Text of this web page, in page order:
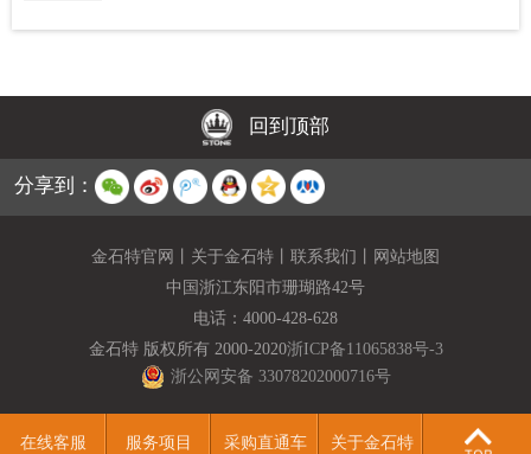
回到顶部
分享到：
金石特官网 关于金石特 联系我们
网站地图
中国浙江东阳市珊瑚路42号
电话： 4000-428-628
金石特 版权所有 2000-2020浙ICP备11065838号-3
浙公网安备 33078202000716号
在线客服 服务项目 采购直通车 关于金石特